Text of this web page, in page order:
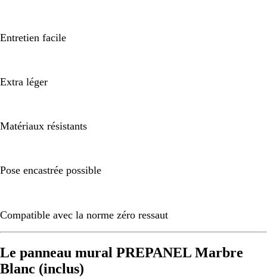
Entretien facile
Extra léger
Matériaux résistants
Pose encastrée possible
Compatible avec la norme zéro ressaut
Le panneau mural PREPANEL Marbre
Blanc (inclus)